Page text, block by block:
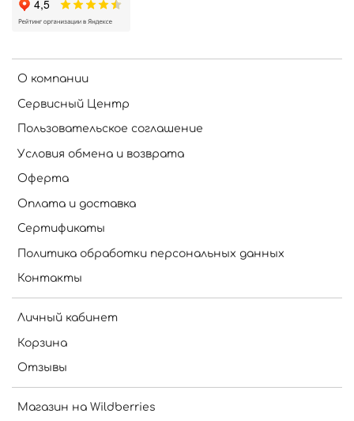
О компании
Сервисный Центр
Пользовательское соглашение
Условия обмена и возврата
Оферта
Оплата и доставка
Сертификаты
Политика обработки персональных данных
Контакты
Личный кабинет
Корзина
Отзывы
Магазин на Wildberries